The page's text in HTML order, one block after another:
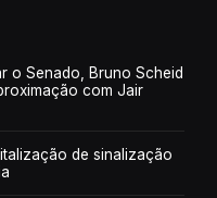
o Senado, Bruno Scheid
com Jair
de sinalização